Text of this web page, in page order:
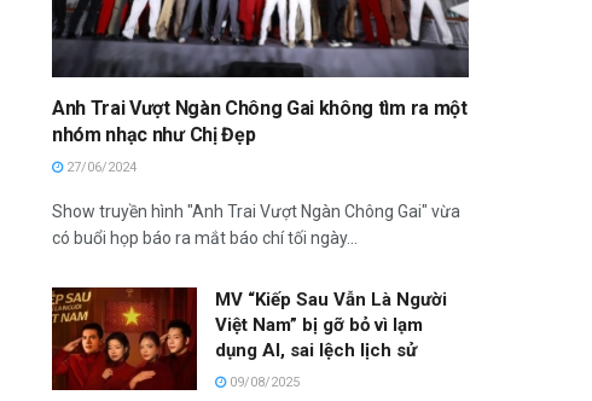
Anh Trai Vượt Ngàn Chông Gai không tìm ra một
nhóm nhạc như Chị Đẹp
27/06/2024
Show truyền hình "Anh Trai Vượt Ngàn Chông Gai" vừa
có buổi họp báo ra mắt báo chí tối ngày...
MV “Kiếp Sau Vẫn Là Người
Việt Nam” bị gỡ bỏ vì lạm
dụng AI, sai lệch lịch sử
09/08/2025